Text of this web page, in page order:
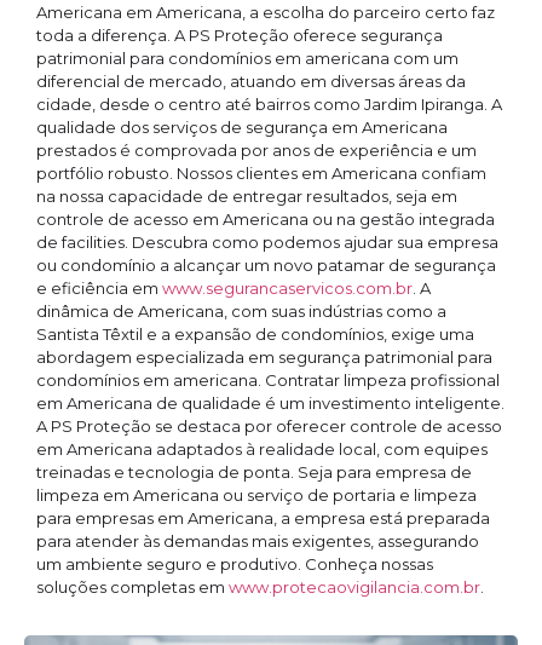
Americana em Americana, a escolha do parceiro certo faz
toda a diferença. A PS Proteção oferece segurança
patrimonial para condomínios em americana com um
diferencial de mercado, atuando em diversas áreas da
cidade, desde o centro até bairros como Jardim Ipiranga. A
qualidade dos serviços de segurança em Americana
prestados é comprovada por anos de experiência e um
portfólio robusto. Nossos clientes em Americana confiam
na nossa capacidade de entregar resultados, seja em
controle de acesso em Americana ou na gestão integrada
de facilities. Descubra como podemos ajudar sua empresa
ou condomínio a alcançar um novo patamar de segurança
e eficiência em www.segurancaservicos.com.br . A
dinâmica de Americana, com suas indústrias como a
Santista Têxtil e a expansão de condomínios, exige uma
abordagem especializada em segurança patrimonial para
condomínios em americana. Contratar limpeza profissional
em Americana de qualidade é um investimento inteligente.
A PS Proteção se destaca por oferecer controle de acesso
em Americana adaptados à realidade local, com equipes
treinadas e tecnologia de ponta. Seja para empresa de
limpeza em Americana ou serviço de portaria e limpeza
para empresas em Americana, a empresa está preparada
para atender às demandas mais exigentes, assegurando
um ambiente seguro e produtivo. Conheça nossas
soluções completas em www.protecaovigilancia.com.br